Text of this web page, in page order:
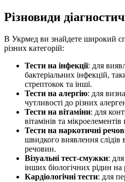
Різновиди
В Укрмед ви знайдете широкий
різних категорій:
Тести на інфекції: для
бактеріальних інфекцій,
стрептокок та інші.
Тести на алергію: для
чутливості до різних
Тести на вітаміни: для
вітамінів та мікроелементів
Тести на наркотичні
швидкого виявлення
речовин.
Візуальні тест-смужки: для
інших біологічних рідин на
Кардіологічні тести: для